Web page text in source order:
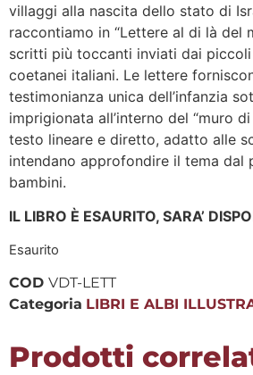
villaggi alla nascita dello stato di
raccontiamo in “Lettere al di là del
scritti più toccanti inviati dai
coetanei italiani. Le lettere
testimonianza unica dell’infanzia
imprigionata all’interno del “muro
testo lineare e diretto, adatto alle
intendano approfondire il tema dal
bambini.
IL LIBRO È ESAURITO, SARA’
Esaurito
COD VDT-LETT
Categoria LIBRI E ALBI
Prodotti